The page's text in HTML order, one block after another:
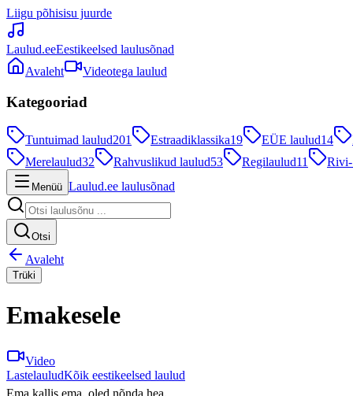
Liigu põhisisu juurde
Laulud.eeEestikeelsed laulusõnad
Avaleht
Videotega laulud
Kategooriad
Tuntuimad laulud201 Estraadiklassika19 EÜE laulud14
Merelaulud32 Rahvuslikud laulud53 Regilaulud11 Rivi-
Menüü Laulud.ee laulusõnad
Otsi
Avaleht
Trüki
Emakesele
Video
LastelauludKõik eestikeelsed laulud